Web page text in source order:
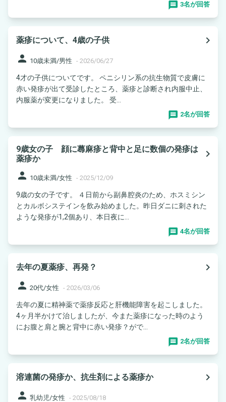
3名が回答
薬疹について、4歳の子供
navigate_next
person 10歳未満/男性 - 2026/06/27
4才の子供についてです。 ペニシリン系の抗生物質で皮膚に
赤い発疹が出て受診したところ、薬疹と診断され内服中止、
内服薬が変更になりました。 受...
2名が回答
9歳女の子 顔に蕁麻疹と背中と足に数個の発疹は
薬疹か
navigate_next
person 10歳未満/女性 - 2025/12/09
9歳の女の子です。 ４日前から副鼻腔炎のため、ホスミシン
とカルボシステインを飲み始めました。昨日ダニに刺された
ような発疹が1,2個あり、本日夜に...
4名が回答
去年の夏薬疹、再発？
navigate_next
person 20代/女性 - 2026/03/06
去年の夏に精神薬で薬疹反応と肝機能障害を起こしました。
4ヶ月半かけて治しましたが、今また薬疹になった時のよう
にお腹と肩と腕と背中に赤い発疹？がで...
2名が回答
溶連菌の発疹か、抗生剤による薬疹か
navigate_next
person 乳幼児/女性 - 2025/08/18